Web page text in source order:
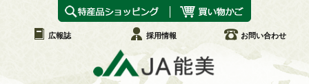
広報誌 採用情報 お問い合わせ